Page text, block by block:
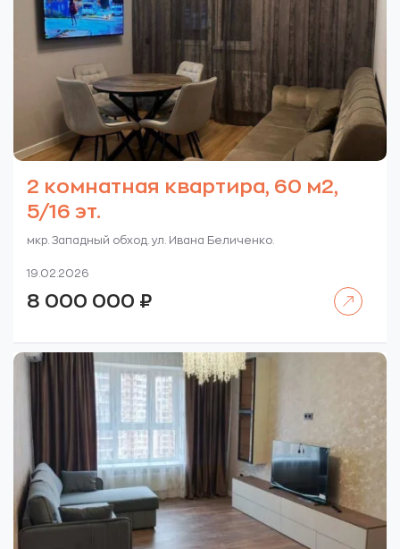
2 комнатная квартира, 60 м2,
5/16 эт.
мкр. Западный обход. ул. Ивана Беличенко.
19.02.2026
8 000 000 ₽